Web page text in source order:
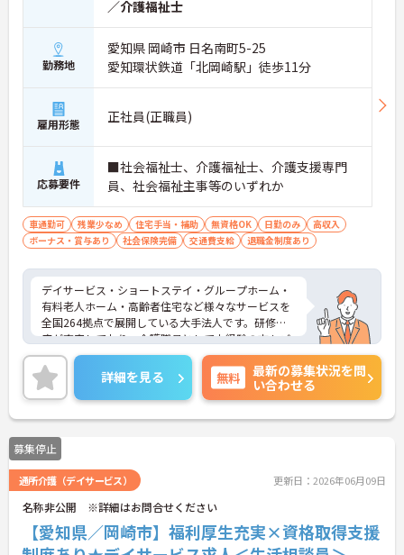
／介護福祉士
勤務地
愛知県 岡崎市 日名南町5-25
愛知環状鉄道「北岡崎駅」徒歩11分
雇用形態 正社員(正職員)
応募要件
■社会福祉士、介護福祉士、介護支援専門
員、社会福祉主事等のいずれか
車通勤可 残業少なめ 住宅手当・補助 無資格OK 日勤のみ
高収入
ボーナス・賞与あり
社会保険完備 交通費支給 退職金制度あり
デイサービス・ショートステイ・グループホーム・
有料老人ホーム・高齢者住宅など様々なサービスを
全国264拠点で展開している大手法人です。研修制
度が充実しており、介護職員として未経験の方もご
応募可能です。ご興味のある方は面接対策ポイント
などお話致しますのでお気軽にお問い合わせくださ
い。
詳細を見る 無料
最新の募集状況を問
い合わせる
募集停止
通所介護（デイサービス） 更新日：2026年06月09日
名称非公開 ※詳細はお問合せください
【愛知県／岡崎市】福利厚生充実×資格取得支援